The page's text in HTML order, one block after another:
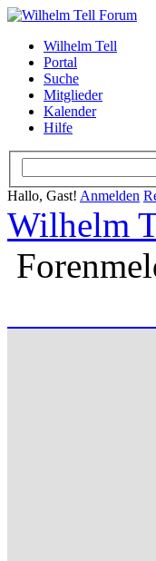
Wilhelm Tell
Portal
Suche
Mitglieder
Kalender
Hilfe
Hallo, Gast! Anmelden
Wilhelm